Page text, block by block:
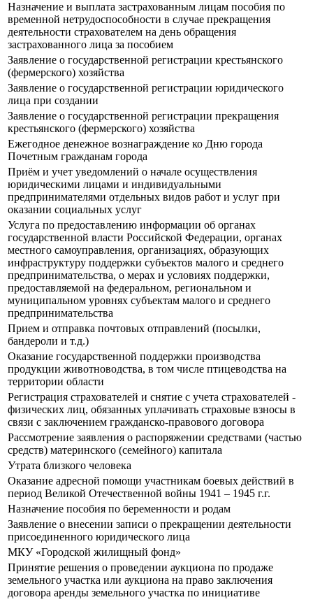
Назначение и выплата застрахованным лицам пособия по
временной нетрудоспособности в случае прекращения
деятельности страхователем на день обращения
застрахованного лица за пособием
Заявление о государственной регистрации крестьянского
(фермерского) хозяйства
Заявление о государственной регистрации юридического
лица при создании
Заявление о государственной регистрации прекращения
крестьянского (фермерского) хозяйства
Ежегодное денежное вознаграждение ко Дню города
Почетным гражданам города
Приём и учет уведомлений о начале осуществления
юридическими лицами и индивидуальными
предпринимателями отдельных видов работ и услуг при
оказании социальных услуг
Услуга по предоставлению информации об органах
государственной власти Российской Федерации, органах
местного самоуправления, организациях, образующих
инфраструктуру поддержки субъектов малого и среднего
предпринимательства, о мерах и условиях поддержки,
предоставляемой на федеральном, региональном и
муниципальном уровнях субъектам малого и среднего
предпринимательства
Прием и отправка почтовых отправлений (посылки,
бандероли и т.д.)
Оказание государственной поддержки производства
продукции животноводства, в том числе птицеводства на
территории области
Регистрация страхователей и снятие с учета страхователей -
физических лиц, обязанных уплачивать страховые взносы в
связи с заключением гражданско-правового договора
Рассмотрение заявления о распоряжении средствами (частью
средств) материнского (семейного) капитала
Утрата близкого человека
Оказание адресной помощи участникам боевых действий в
период Великой Отечественной войны 1941 – 1945 г.г.
Назначение пособия по беременности и родам
Заявление о внесении записи о прекращении деятельности
присоединенного юридического лица
МКУ «Городской жилищный фонд»
Принятие решения о проведении аукциона по продаже
земельного участка или аукциона на право заключения
договора аренды земельного участка по инициативе